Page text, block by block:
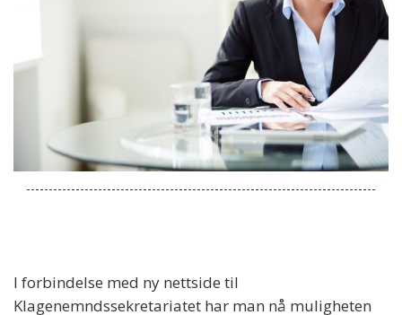
I forbindelse med ny nettside til
Klagenemndssekretariatet har man nå muligheten